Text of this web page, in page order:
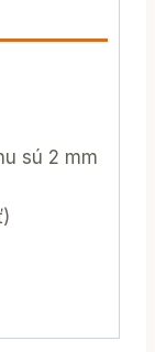
sú 2 mm